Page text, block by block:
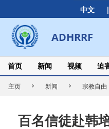
中文 |
to
content
ADHRRF
Secondary
Navigation
Menu
首页 新闻 视频 迫
主页 新闻 宗教自由
百名信徒赴韩